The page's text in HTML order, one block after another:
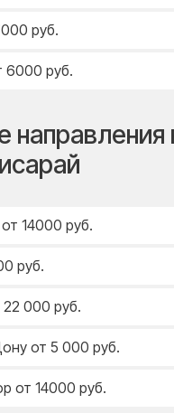
руб.
6000 руб.
направления
от 14000 руб.
руб.
22 000 руб.
от 5 000 руб.
от 14000 руб.